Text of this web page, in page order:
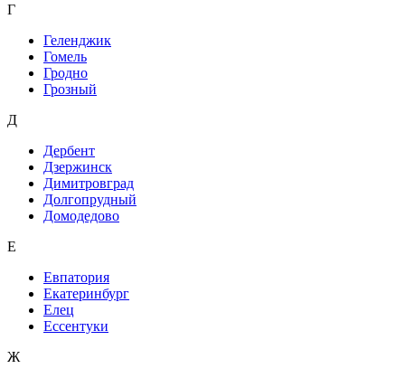
Г
Геленджик
Гомель
Гродно
Грозный
Д
Дербент
Дзержинск
Димитровград
Долгопрудный
Домодедово
Е
Евпатория
Екатеринбург
Елец
Ессентуки
Ж